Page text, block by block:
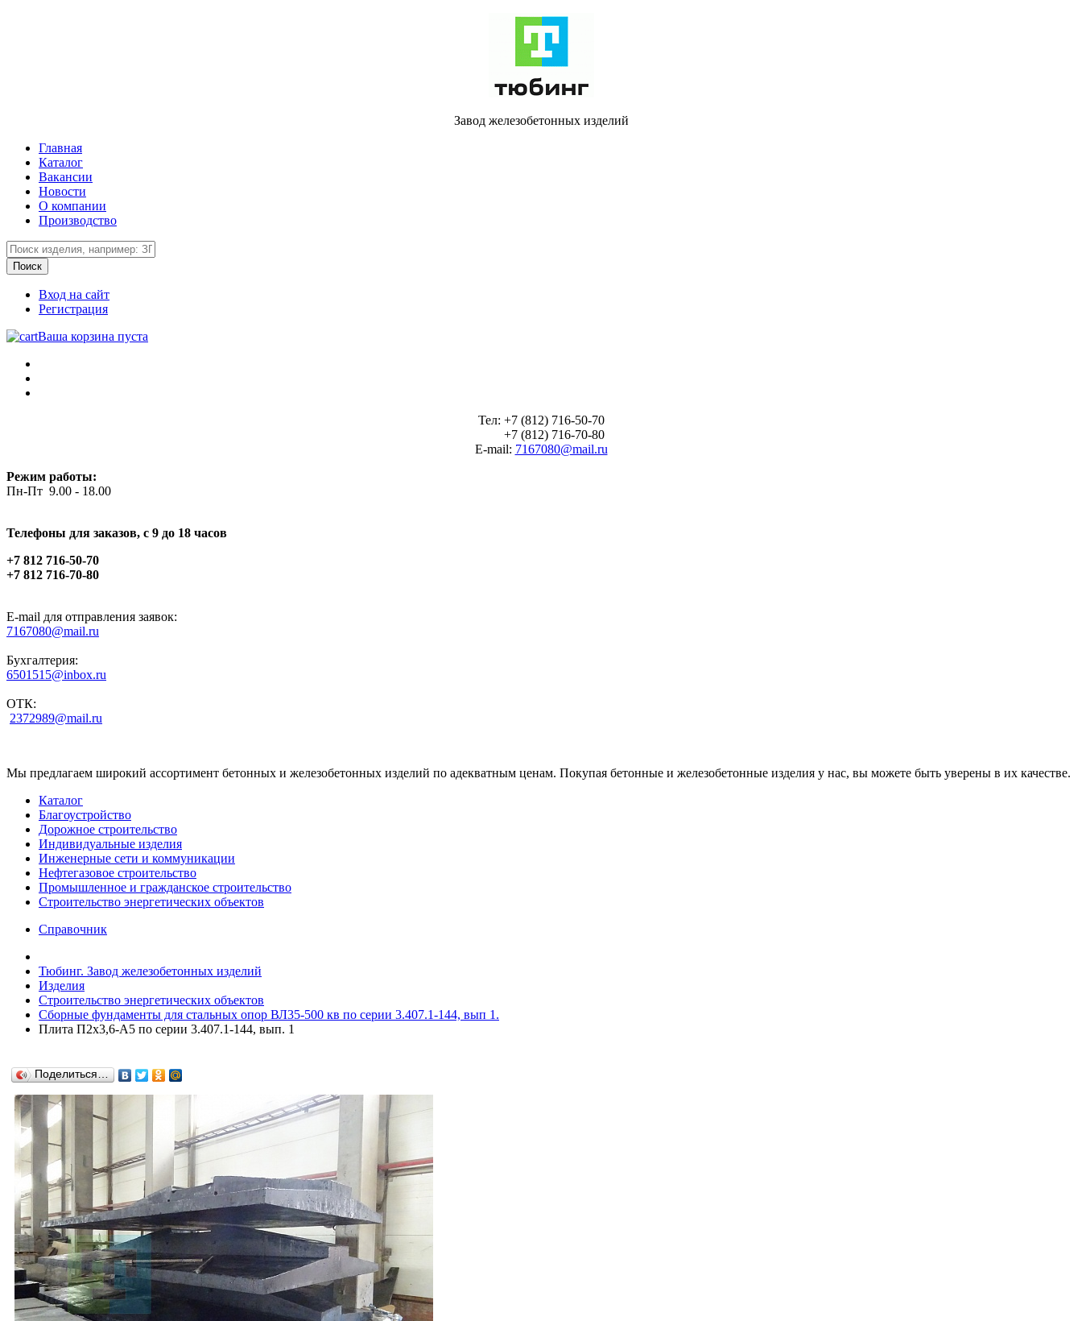
Завод железобетонных изделий
Главная
Каталог
Вакансии
Новости
О компании
Производство
Вход на сайт
Регистрация
Ваша корзина пуста
Тел: +7 (812) 716-50-70
+7 (812) 716-70-80
E-mail: 7167080@mail.ru
Режим работы:
Пн-Пт 9.00 - 18.00
Телефоны для заказов, c 9 до 18 часов
+7 812 716-50-70
+7 812 716-70-80
E-mail для отправления заявок:
7167080@mail.ru
Бухгалтерия:
6501515@inbox.ru
ОТК:
2372989@mail.ru
Мы предлагаем широкий ассортимент бетонных и железобетонных изделий по адекватным ценам. Покупая бетонные и железобетонные изделия у нас, вы можете быть уверены в их качестве.
Каталог
Благоустройство
Дорожное строительство
Индивидуальные изделия
Инженерные сети и коммуникации
Нефтегазовое строительство
Промышленное и гражданское строительство
Строительство энергетических объектов
Справочник
Тюбинг. Завод железобетонных изделий
Изделия
Строительство энергетических объектов
Сборные фундаменты для стальных опор ВЛ35-500 кв по серии 3.407.1-144, вып 1.
Плита П2х3,6-А5 по серии 3.407.1-144, вып. 1
Поделиться…